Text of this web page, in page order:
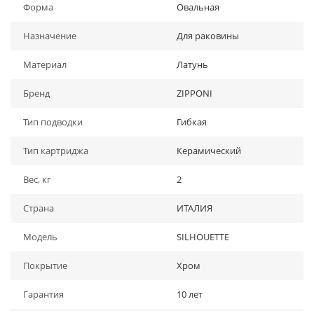
Форма Овальная
Назначение Для раковины
Материал Латунь
Бренд ZIPPONI
Тип подводки Гибкая
Тип картриджа Керамический
Вес, кг 2
Страна ИТАЛИЯ
Модель SILHOUETTE
Покрытие Хром
Гарантия 10 лет